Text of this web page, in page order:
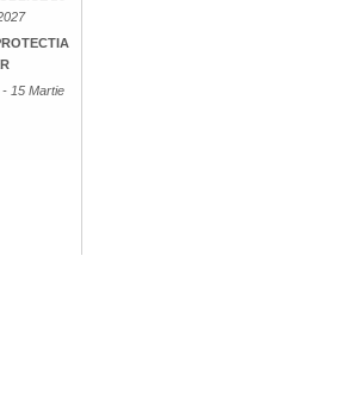
15 Martie